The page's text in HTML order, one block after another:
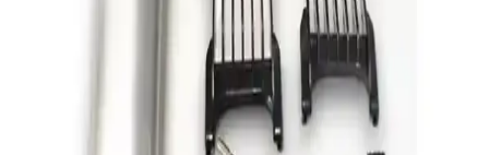
İpone ve Shavingtech erkek tıraş makineleri, dayanıklılık, kullanım
kolaylığı ve fiyat-performans açısından farklı avantajlar sunar. Hangi
modelin ihtiyaçlara uygun olduğunu belirlemek için detaylı
Erkek Bakım Kitleri ve Tıraş Makineleri: Güncel ve